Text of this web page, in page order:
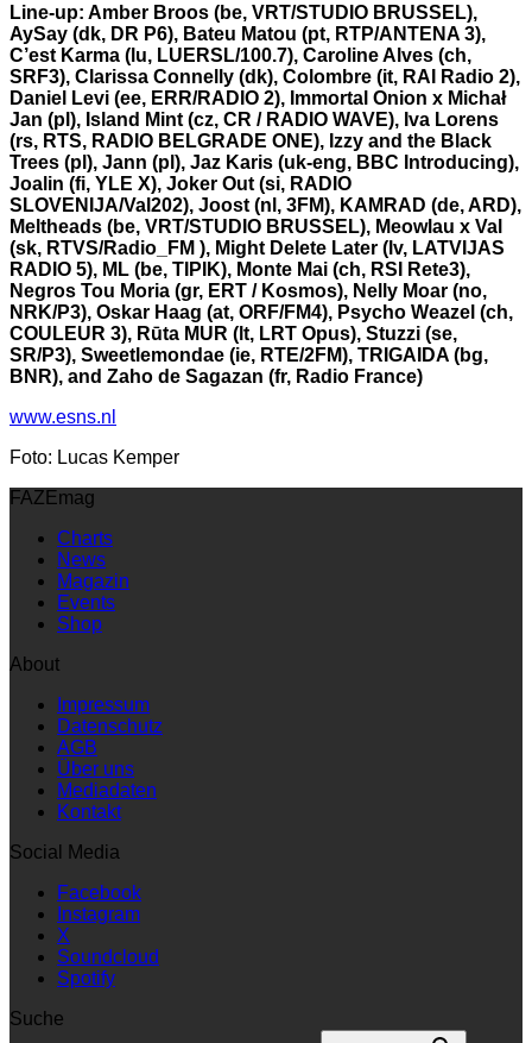
Line-up: Amber Broos (be, VRT/STUDIO BRUSSEL),
AySay (dk, DR P6), Bateu Matou (pt, RTP/ANTENA 3),
C’est Karma (lu, LUERSL/100.7), Caroline Alves (ch,
SRF3), Clarissa Connelly (dk), Colombre (it, RAI Radio 2),
Daniel Levi (ee, ERR/RADIO 2), Immortal Onion x Michał
Jan (pl), Island Mint (cz, CR / RADIO WAVE), Iva Lorens
(rs, RTS, RADIO BELGRADE ONE), Izzy and the Black
Trees (pl), Jann (pl), Jaz Karis (uk-eng, BBC Introducing),
Joalin (fi, YLE X), Joker Out (si, RADIO
SLOVENIJA/Val202), Joost (nl, 3FM), KAMRAD (de, ARD),
Meltheads (be, VRT/STUDIO BRUSSEL), Meowlau x Val
(sk, RTVS/Radio_FM ), Might Delete Later (lv, LATVIJAS
RADIO 5), ML (be, TIPIK), Monte Mai (ch, RSI Rete3),
Negros Tou Moria (gr, ERT / Kosmos), Nelly Moar (no,
NRK/P3), Oskar Haag (at, ORF/FM4), Psycho Weazel (ch,
COULEUR 3), Rūta MUR (lt, LRT Opus), Stuzzi (se,
SR/P3), Sweetlemondae (ie, RTE/2FM), TRIGAIDA (bg,
BNR), and Zaho de Sagazan (fr, Radio France)
www.esns.nl
Foto: Lucas Kemper
FAZEmag
Charts
News
Magazin
Events
Shop
About
Impressum
Datenschutz
AGB
Über uns
Mediadaten
Kontakt
Social Media
Facebook
Instagram
X
Soundcloud
Spotify
Suche